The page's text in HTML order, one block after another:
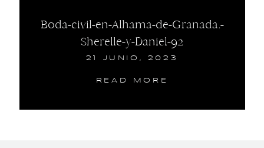
Boda-civil-en-Alhama-de-Granada.-
Sherelle-y-Daniel-92
21 JUNIO, 2023
READ MORE